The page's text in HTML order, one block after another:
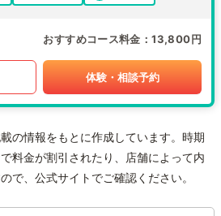
おすすめコース料金 13,800円
体験・相談予約
の情報をもとに作成しています。時期
料金が割引されたり、店舗によって内
で、公式サイトでご確認ください。